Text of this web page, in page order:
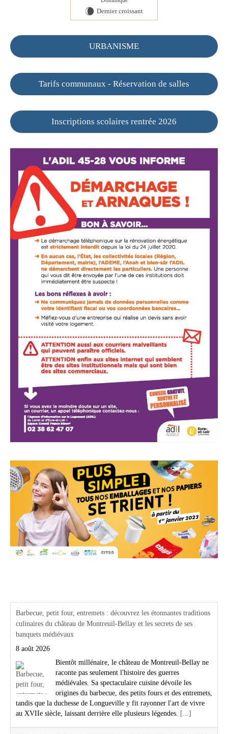
W Dernier croissant
URBANISME
Tarifs communaux - Réservation de salles
Inscriptions scolaires rentrée 2026
Barbecue, petit four, entremets : découvrez les étonnantes traditions
culinaires du château de Montreuil-Bellay et les secrets de ses
banquets médiévaux
8 août 2026
Bientôt millénaire, le château de Montreuil-Bellay ne
raconte pas seulement l'histoire des guerres
médiévales. Sa spectaculaire cuisine dévoile les
origines du barbecue, des petits fours et des entremets,
tandis que la duchesse de Longueville y fit rayonner l'art de vivre
au XVIIe siècle, laissant derrière elle plusieurs légendes. [...]